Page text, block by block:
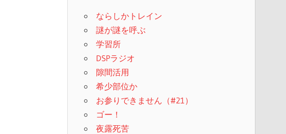
ならしかトレイン
謎が謎を呼ぶ
学習所
DSPラジオ
隙間活用
希少部位か
お参りできません（#21）
ゴー！
夜露死苦